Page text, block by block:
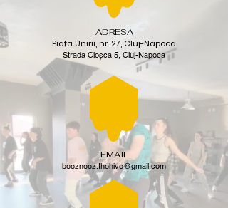
ADRESA
Piața Unirii, nr. 27, Cluj-Napoca
Strada Cloșca 5, Cluj-Napoca
EMAIL
beezneez.thehive@gmail.com